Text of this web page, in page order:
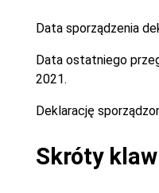
Data sporządzenia
Data ostatniego
2021.
Deklarację
Skróty